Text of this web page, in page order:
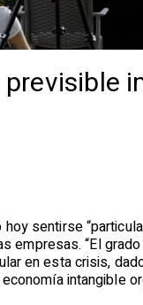
sentirse
“El
en esta crisis,
intangible